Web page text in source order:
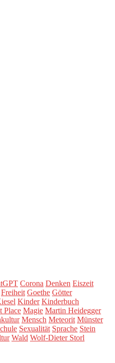
Corona Denken Eiszeit
Freiheit Goethe Götter
Kinder Kinderbuch
Place Magie Martin Heidegger
Mensch Meteorit Münster
Sexualität Sprache Stein
Wald Wolf-Dieter Storl